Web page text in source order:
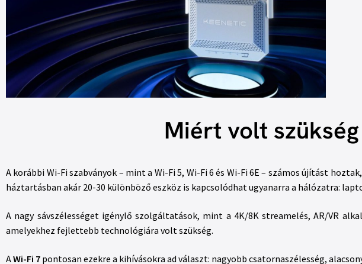
Miért volt
A korábbi Wi-Fi szabványok – mint a Wi-Fi 5, Wi-Fi 6 és Wi-Fi 6E – számos újítást
háztartásban akár 20-30 különböző eszköz is kapcsolódhat ugyanarra a hálózatra:
A nagy sávszélességet igénylő szolgáltatások, mint a 4K/8K streamelés, AR/VR
amelyekhez fejlettebb technológiára volt szükség.
AWi-Fi 7 pontosan ezekre a kihívásokra ad választ: nagyobb csatornaszélesség,